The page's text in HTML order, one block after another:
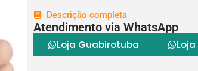
Descrição completa
Atendimento via WhatsApp
Loja Guabirotuba